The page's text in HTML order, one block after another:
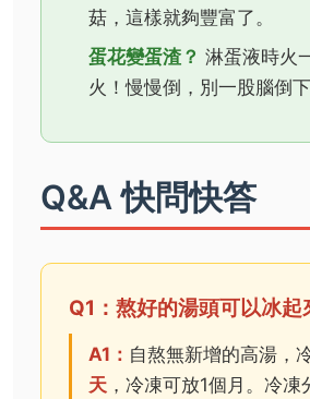
菇，這樣就夠豐富了。
蛋花變蛋渣？ 淋蛋液時火
火！慢慢倒，別一股腦倒下
Q&A 快問快答
Q1：熬好的湯頭可以冰起
A1： 自熬無新增的高湯，
天 ，冷凍可放1個月。冷凍